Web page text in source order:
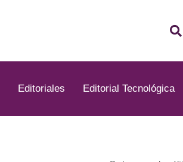
Editoriales Editorial Tecnológica